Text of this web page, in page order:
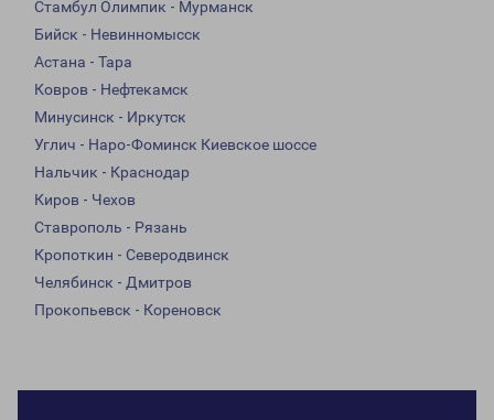
Стамбул Олимпик - Мурманск
Бийск - Невинномысск
Астана - Тара
Ковров - Нефтекамск
Минусинск - Иркутск
Углич - Наро-Фоминск Киевское шоссе
Нальчик - Краснодар
Киров - Чехов
Ставрополь - Рязань
Кропоткин - Северодвинск
Челябинск - Дмитров
Прокопьевск - Кореновск